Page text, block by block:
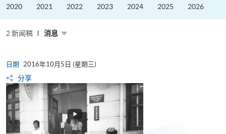
2026
粤
港
高
十
周
年
年
会
暨
校
长
坛
2020
2021 2022 2023 2024 2025 2026
2 新闻稿 消息
日期 2016年10月5日 (星期三)
分享